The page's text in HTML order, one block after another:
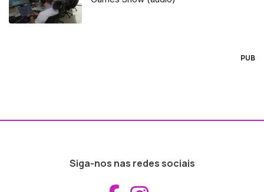
PUB
Siga-nos nas redes sociais